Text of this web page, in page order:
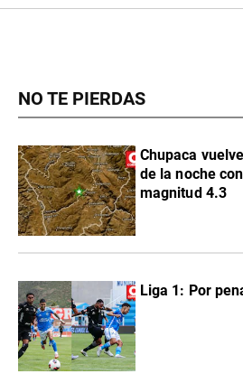
NO TE PIERDAS
Chupaca
de la noche
magnitud 4.3
Liga 1: Por